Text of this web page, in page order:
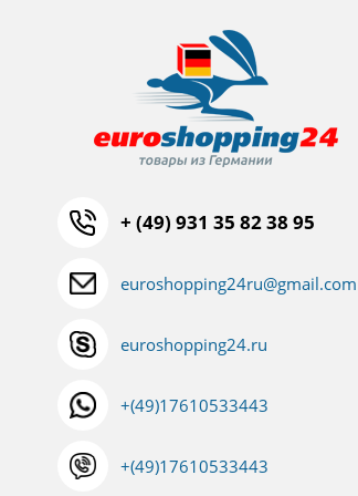
+ (49) 931 35 82 38 95
euroshopping24ru@gmail.com
euroshopping24.ru
+(49)17610533443
+(49)17610533443